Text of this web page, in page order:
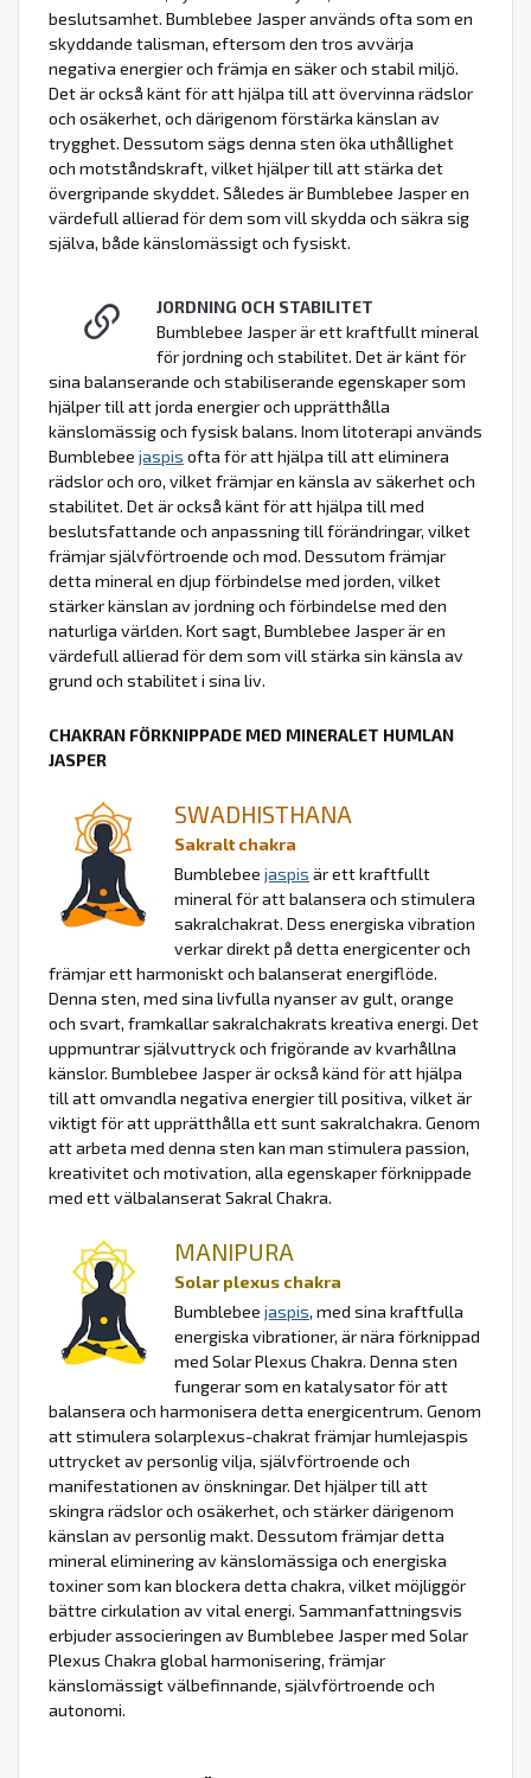
beslutsamhet. Bumblebee Jasper används ofta som en
skyddande talisman, eftersom den tros avvärja
negativa energier och främja en säker och stabil miljö.
Det är också känt för att hjälpa till att övervinna rädslor
och osäkerhet, och därigenom förstärka känslan av
trygghet. Dessutom sägs denna sten öka uthållighet
och motståndskraft, vilket hjälper till att stärka det
övergripande skyddet. Således är Bumblebee Jasper en
värdefull allierad för dem som vill skydda och säkra sig
själva, både känslomässigt och fysiskt.
JORDNING OCH STABILITET
Bumblebee Jasper är ett kraftfullt mineral
för jordning och stabilitet. Det är känt för
sina balanserande och stabiliserande egenskaper som
hjälper till att jorda energier och upprätthålla
känslomässig och fysisk balans. Inom litoterapi används
Bumblebee jaspis ofta för att hjälpa till att eliminera
rädslor och oro, vilket främjar en känsla av säkerhet och
stabilitet. Det är också känt för att hjälpa till med
beslutsfattande och anpassning till förändringar, vilket
främjar självförtroende och mod. Dessutom främjar
detta mineral en djup förbindelse med jorden, vilket
stärker känslan av jordning och förbindelse med den
naturliga världen. Kort sagt, Bumblebee Jasper är en
värdefull allierad för dem som vill stärka sin känsla av
grund och stabilitet i sina liv.
CHAKRAN FÖRKNIPPADE MED MINERALET HUMLAN
JASPER
SWADHISTHANA
Sakralt chakra
Bumblebee jaspis är ett kraftfullt
mineral för att balansera och stimulera
sakralchakrat. Dess energiska vibration
verkar direkt på detta energicenter och
främjar ett harmoniskt och balanserat energiflöde.
Denna sten, med sina livfulla nyanser av gult, orange
och svart, framkallar sakralchakrats kreativa energi. Det
uppmuntrar självuttryck och frigörande av kvarhållna
känslor. Bumblebee Jasper är också känd för att hjälpa
till att omvandla negativa energier till positiva, vilket är
viktigt för att upprätthålla ett sunt sakralchakra. Genom
att arbeta med denna sten kan man stimulera passion,
kreativitet och motivation, alla egenskaper förknippade
med ett välbalanserat Sakral Chakra.
MANIPURA
Solar plexus chakra
Bumblebee jaspis, med sina kraftfulla
energiska vibrationer, är nära förknippad
med Solar Plexus Chakra. Denna sten
fungerar som en katalysator för att
balansera och harmonisera detta energicentrum. Genom
att stimulera solarplexus-chakrat främjar humlejaspis
uttrycket av personlig vilja, självförtroende och
manifestationen av önskningar. Det hjälper till att
skingra rädslor och osäkerhet, och stärker därigenom
känslan av personlig makt. Dessutom främjar detta
mineral eliminering av känslomässiga och energiska
toxiner som kan blockera detta chakra, vilket möjliggör
bättre cirkulation av vital energi. Sammanfattningsvis
erbjuder associeringen av Bumblebee Jasper med Solar
Plexus Chakra global harmonisering, främjar
känslomässigt välbefinnande, självförtroende och
autonomi.